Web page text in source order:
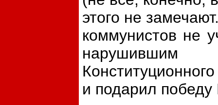
этого не
коммунистов не
нарушившим
и подарил